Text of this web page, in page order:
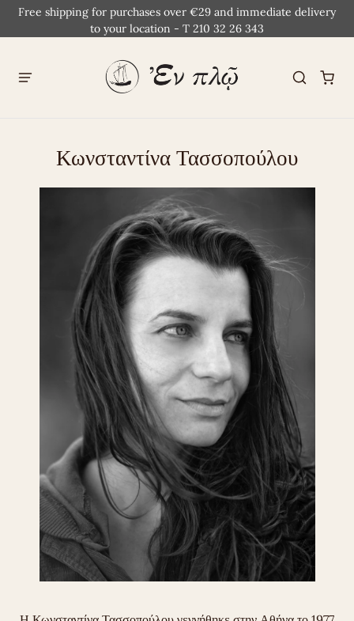
Free shipping for purchases over €29 and immediate delivery
to your location - T 210 32 26 343
Κωνσταντίνα Τασσοπούλου